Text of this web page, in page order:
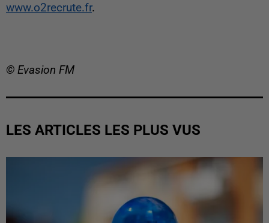
www.o2recrute.fr.
© Evasion FM
LES ARTICLES LES PLUS VUS